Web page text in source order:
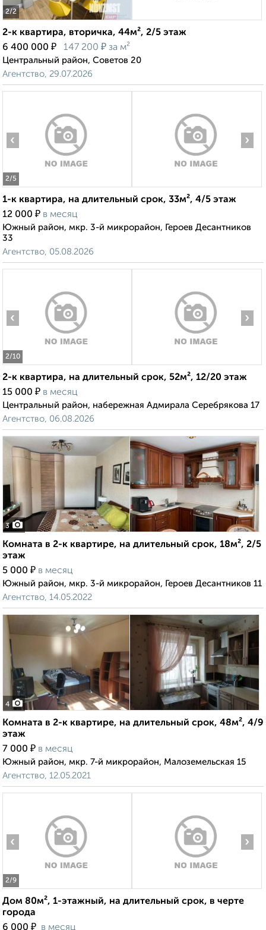
2/2
2-к квартира, вторичка, 44м², 2/5 этаж
6 400 000 ₽ 147 200 ₽ за м²
Центральный район, Советов 20
Агентство, 29.07.2026
2/5
‹ ›
1-к квартира, на длительный срок, 33м², 4/5 этаж
12 000 ₽ в месяц
Южный район, мкр. 3-й микрорайон, Героев Десантников
33
Агентство, 05.08.2026
2/10
‹ ›
2-к квартира, на длительный срок, 52м², 12/20 этаж
15 000 ₽ в месяц
Центральный район, набережная Адмирала Серебрякова 17
Агентство, 06.08.2026
3
Комната в 2-к квартире, на длительный срок, 18м², 2/5
этаж
5 000 ₽ в месяц
Южный район, мкр. 3-й микрорайон, Героев Десантников 11
Агентство, 14.05.2022
4
Комната в 2-к квартире, на длительный срок, 48м², 4/9
этаж
7 000 ₽ в месяц
Южный район, мкр. 7-й микрорайон, Малоземельская 15
Агентство, 12.05.2021
2/9
‹ ›
Дом 80м², 1-этажный, на длительный срок, в черте
города
6 000 ₽ в месяц